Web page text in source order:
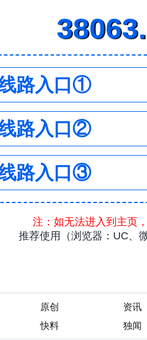
原创 资讯
快料 独闻